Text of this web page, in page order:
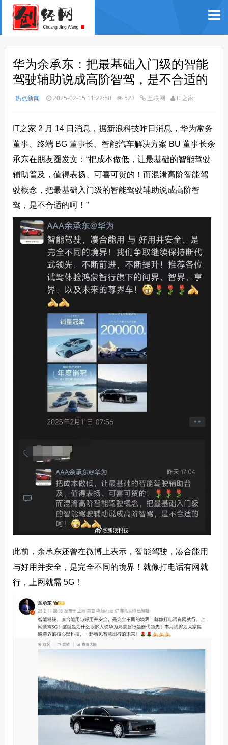
华为余承东：把最基础入门级的智能
驾驶辅助说成高阶智驾，是不合适的
热点新闻 2025-02-15 11:22:50 523 互联网 IT之家
IT之家 2 月 14 日消息，据新浪科技昨日消息，华为常务
董事、终端 BG 董事长、智能汽车解决方案 BU 董事长余
承东在朋友圈发文：“把成本做低，让最基础的智能驾驶
辅助普及，值得表扬、可喜可贺的！ 而混淆高阶智能驾
驶概念，把最基础入门级的智能驾驶辅助说成高阶智
驾，是不合适的呵！”
此前，余承东还曾在微博上表示，智能驾驶，凑合能用
与好用并安全， 是完全不同的境界 ！就像打电话有网就
行，上网就需 5G！